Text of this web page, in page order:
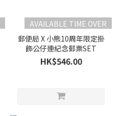
AVAILABLE TIME OVER
郵便局 X 小熊10周年限定掛
飾公仔連紀念郵票SET
HK$546.00